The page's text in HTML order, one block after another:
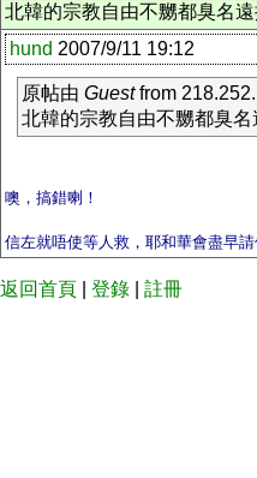
北韓的宗教自由不嬲都臭名
hund 2007/9/11 19:12
原帖由 Guestfrom
北韓的宗教自由不嬲都臭
噢，搞錯喇！
信左就唔使等人救，耶和華會盡早
返回首頁 登錄 註冊